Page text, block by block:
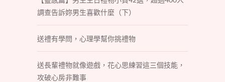
調查告訴妳男生喜歡什麼（下）
送禮有學問，心理學幫你挑禮物
送長輩禮物就像遊戲，花心思練習這三個技能，
攻破心房非難事